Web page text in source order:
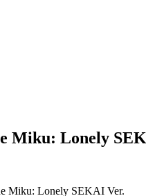
Miku: Lonely
Miku: Lonely SEKAI Ver.